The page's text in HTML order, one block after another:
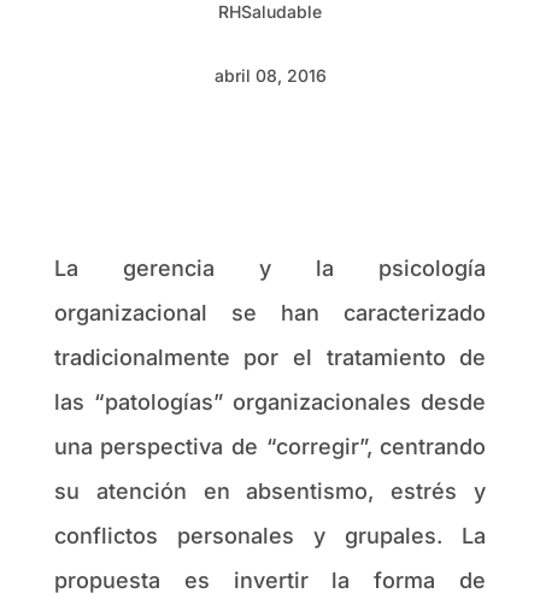
RHSaludable
abril 08, 2016
La gerencia y la psicología
organizacional se han caracterizado
tradicionalmente por el tratamiento de
las “patologías” organizacionales desde
una perspectiva de “corregir”, centrando
su atención en absentismo, estrés y
conflictos personales y grupales. La
propuesta es invertir la forma de